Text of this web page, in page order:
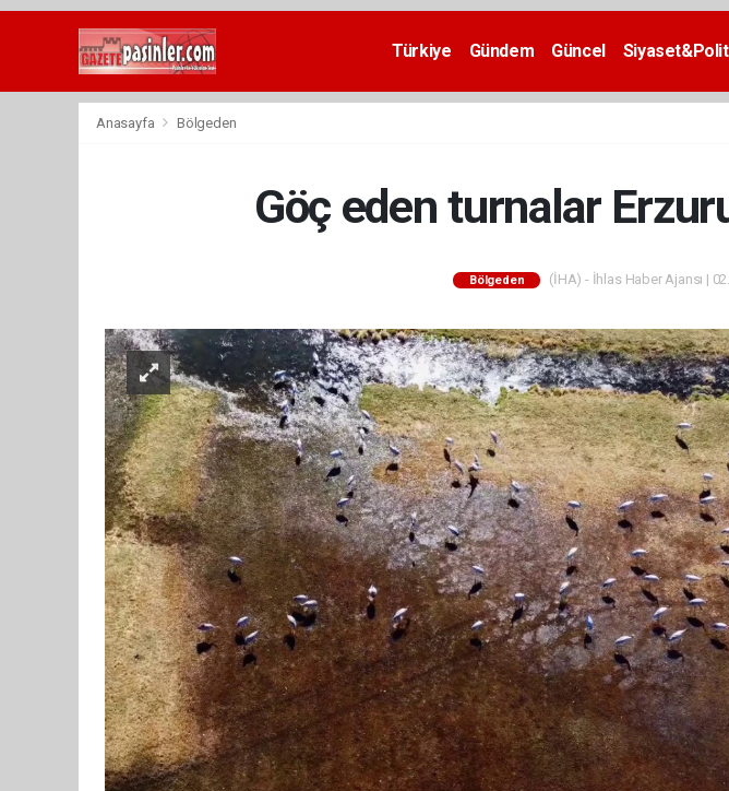
Deneme
Türkiye Gündem Güncel
Anasayfa Bölgeden
Göç eden turnalar
Bölgeden (İHA) - İhlas Haber Ajansı |